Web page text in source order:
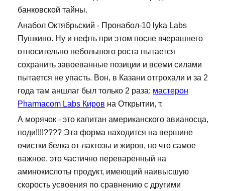
банковской тайны.
Анабол Октябрьский - Пронабол-10 lyka Labs
Пушкино. Ну и нефть при этом после вчерашнего
относительно небольшого роста пытается
сохранить завоеванные позиции и всеми силами
пытается не упасть. Вон, в Казани отгрохали и за 2
года там аншлаг был только 2 раза: мастерон
Pharmacom Labs Киров на Открытии, т.
А морячок - это капитан американского авианосца,
поди!!!!???? Эта форма находится на вершине
очистки белка от лактозы и жиров, но что самое
важное, это частично переваренный на
аминокислоты продукт, имеющий наивысшую
скорость усвоения по сравнению с другими